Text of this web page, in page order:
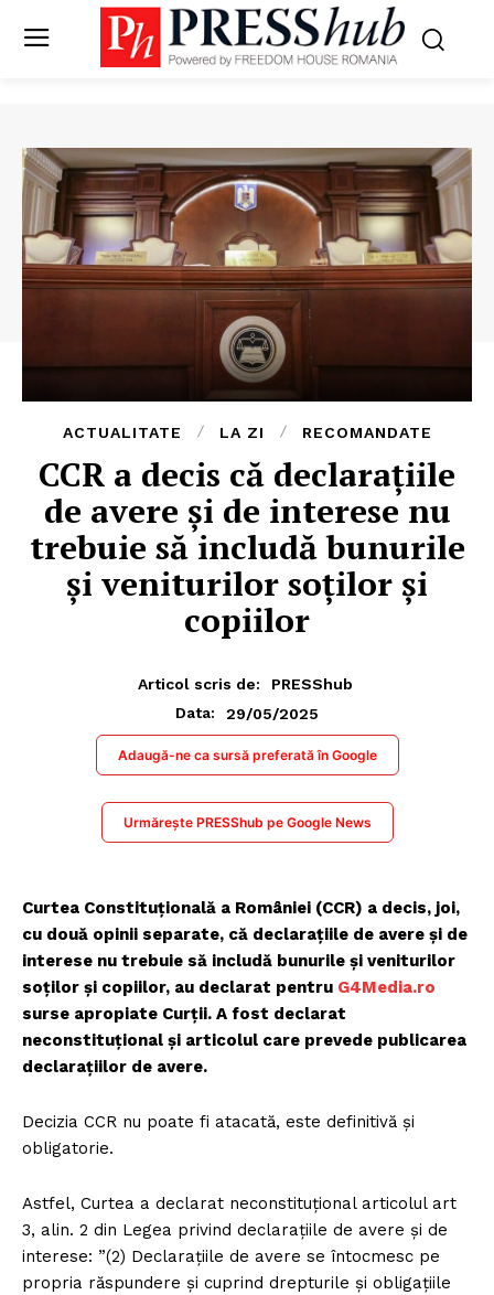
ACTUALITATE LA ZI RECOMANDATE
CCR a decis că declarațiile
de avere și de interese nu
trebuie să includă bunurile
și veniturilor soților și
copiilor
Articol scris de:
PRESShub
Data:
29/05/2025
Adaugă-ne ca sursă preferată în Google
Urmărește PRESShub pe Google News
Curtea Constituțională a României (CCR) a decis, joi,
cu două opinii separate, că declarațiile de avere și de
interese nu trebuie să includă bunurile și veniturilor
soților și copiilor, au declarat pentru G4Media.ro
surse apropiate Curții. A fost declarat
neconstituțional și articolul care prevede publicarea
declarațiilor de avere.
Decizia CCR nu poate fi atacată, este definitivă și
obligatorie.
Astfel, Curtea a declarat neconstituțional articolul art
3, alin. 2 din Legea privind declarațiile de avere și de
interese: ”(2) Declarațiile de avere se întocmesc pe
propria răspundere și cuprind drepturile și obligațiile